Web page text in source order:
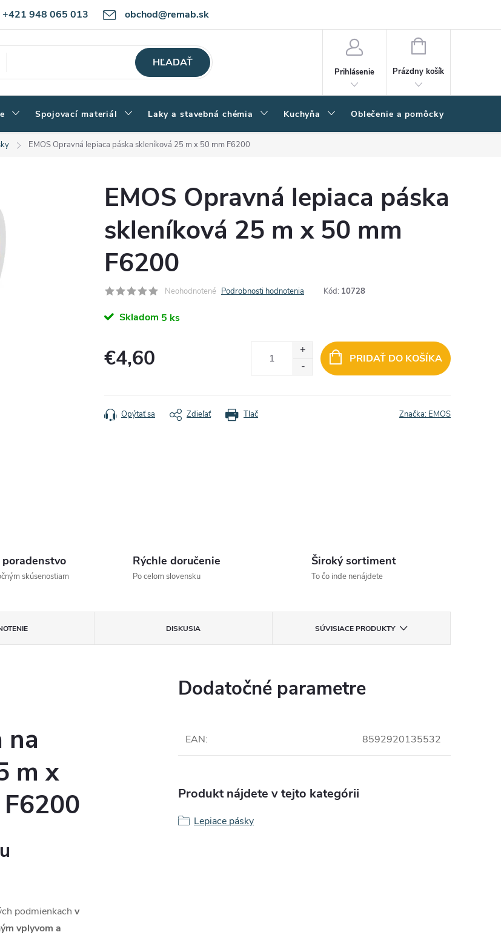
+421 948 065 013 obchod@remab.sk
ochrany osobných údajov Ako nakupovať
HĽADAŤ
Prihlásenie
NÁKUPNÝ
Prázdny košík
Spojovací materiál Laky a stavebná chémia Kuchyňa Oblečenie a pomôcky
EMOS Opravná lepiaca páska skleníková 25 m x 50 mm F6200
EMOS Opravná lepiaca páska
skleníková 25 m x 50 mm
F6200
Neohodnotené Podrobnosti hodnotenia Kód: 10728
Skladom 5 ks
€4,60 PRIDAŤ DO KOŠÍKA
Tlač
Opýtať sa Zdieľať Značka: EMOS
skúsenostiam
Rýchle doručenie
Po celom slovensku
Široký sortiment
To čo inde nenájdete
DISKUSIA SÚVISIACE PRODUKTY
na
m x
podmienkach v
vplyvom a
Dodatočné parametre
EAN: 8592920135532
Produkt nájdete v tejto kategórii
Lepiace pásky